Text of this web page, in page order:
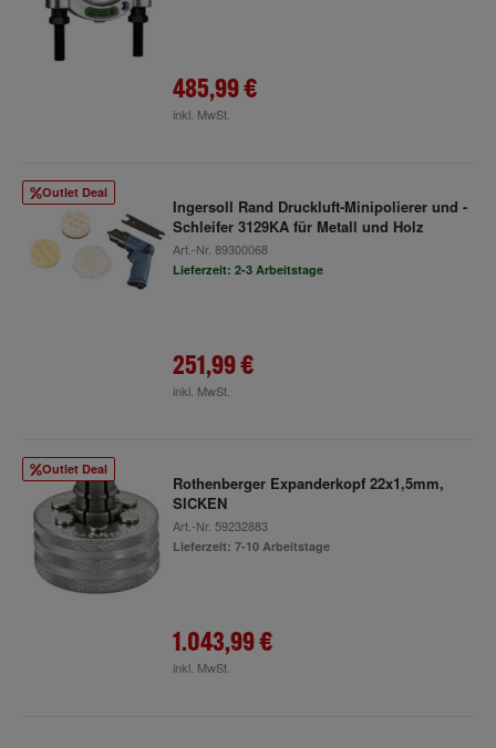
485,99 €
inkl. MwSt.
Outlet Deal
Ingersoll Rand Druckluft-Minipolierer und -
Schleifer 3129KA für Metall und Holz
Art.-Nr. 89300068
Lieferzeit: 2-3 Arbeitstage
251,99 €
inkl. MwSt.
Outlet Deal
Rothenberger Expanderkopf 22x1,5mm,
SICKEN
Art.-Nr. 59232883
Lieferzeit: 7-10 Arbeitstage
1.043,99 €
inkl. MwSt.